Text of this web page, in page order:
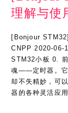
理解与使
[Bonjour
CNPP 2020-06-
STM32小板 0.
魂——定时器。它
却不失精妙，可
器的各种灵活应